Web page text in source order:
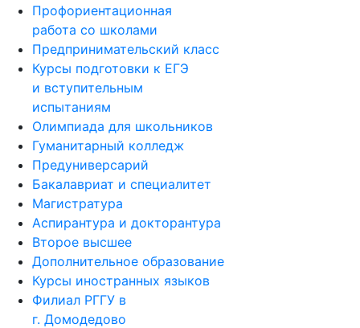
Профориентационная
работа со школами
Предпринимательский класс
Курсы подготовки к ЕГЭ
и вступительным
испытаниям
Олимпиада для школьников
Гуманитарный колледж
Предуниверсарий
Бакалавриат и специалитет
Магистратура
Аспирантура и докторантура
Второе высшее
Дополнительное образование
Курсы иностранных языков
Филиал РГГУ в
г. Домодедово